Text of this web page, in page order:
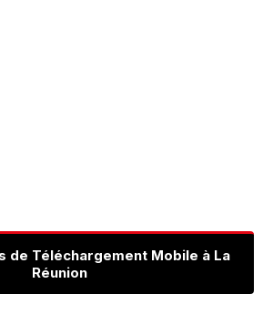
de Téléchargement Mobile à La
Réunion